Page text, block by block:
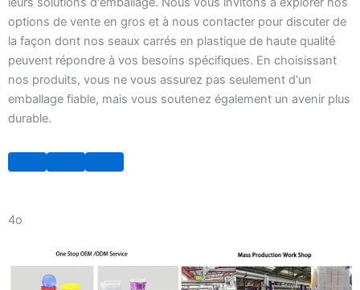
options de vente en gros et à nous contacter pour discuter de
la façon dont nos seaux carrés en plastique de haute qualité
peuvent répondre à vos besoins spécifiques. En choisissant
nos produits, vous ne vous assurez pas seulement d'un
emballage fiable, mais vous soutenez également un avenir plus
durable.
4o